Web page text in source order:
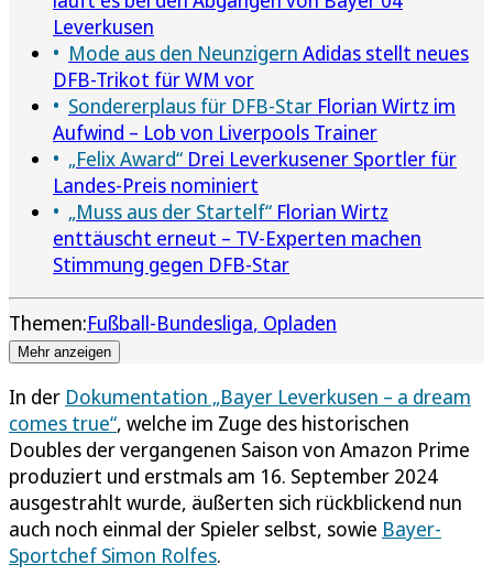
Leverkusen
Mode aus den Neunzigern Adidas stellt neues
DFB-Trikot für WM vor
Sondererplaus für DFB-Star Florian Wirtz im
Aufwind – Lob von Liverpools Trainer
„Felix Award“ Drei Leverkusener Sportler für
Landes-Preis nominiert
„Muss aus der Startelf“ Florian Wirtz
enttäuscht erneut – TV-Experten machen
Stimmung gegen DFB-Star
Themen:Fußball-Bundesliga Opladen
Mehr anzeigen
In der Dokumentation „Bayer Leverkusen – a dream
comes true“, welche im Zuge des historischen
Doubles der vergangenen Saison von Amazon Prime
produziert und erstmals am 16. September 2024
ausgestrahlt wurde, äußerten sich rückblickend nun
auch noch einmal der Spieler selbst, sowie Bayer-
Sportchef Simon Rolfes.